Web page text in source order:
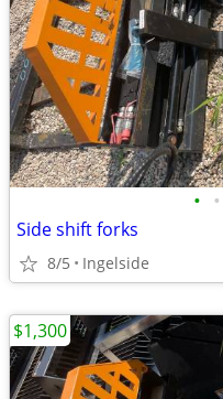
• •
Side shift forks
8/5 Ingelside
$1,300